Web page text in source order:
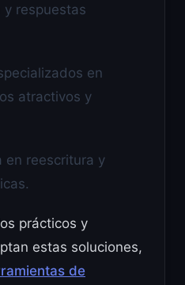
y respuestas
en
atractivos y
en reescritura y
prácticos y
estas soluciones,
de